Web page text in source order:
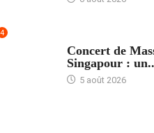
4
Concert de
Singapour :
5 août 2026